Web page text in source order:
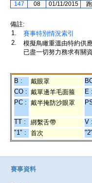
147
08 01/11/2015
備註:
1.
賽事特別情況索引
2.
模擬鳥瞰重溫由特約供
已盡一切努力務求有關
B : 戴眼罩
CO : 戴單邊羊毛面箍 E :
PC : 戴半掩防沙眼罩
TT : 綁繫舌帶 V :
"1" :
首次
賽事資料